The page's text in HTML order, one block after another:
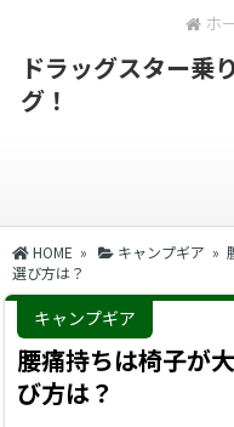
ホ
ドラッグスター乗
グ！
HOME » キャンプギア »
選び方は？
キャンプギア
腰痛持ちは椅子が
び方は？